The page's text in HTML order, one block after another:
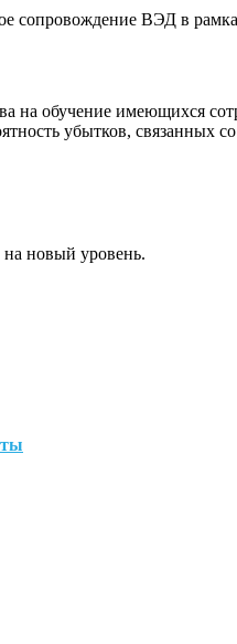
сопровождение ВЭД в
на обучение имеющихся
убытков, связанных
на новый уровень.